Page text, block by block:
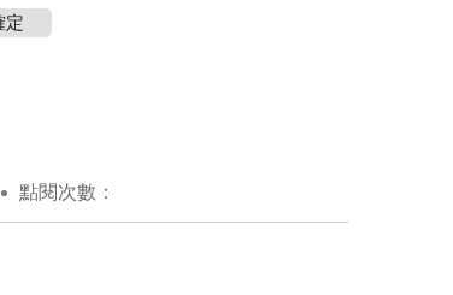
點閱次數：